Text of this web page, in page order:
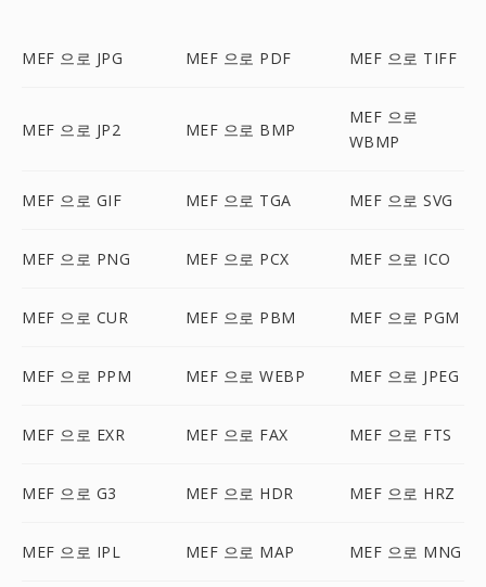
MEF 으로 JPG MEF 으로 PDF MEF 으로 TIFF
MEF 으로 JP2 MEF 으로 BMP
MEF 으로
WBMP
MEF 으로 GIF MEF 으로 TGA MEF 으로 SVG
MEF 으로 PNG MEF 으로 PCX MEF 으로 ICO
MEF 으로 CUR MEF 으로 PBM MEF 으로 PGM
MEF 으로 PPM MEF 으로 WEBP MEF 으로 JPEG
MEF 으로 EXR MEF 으로 FAX MEF 으로 FTS
MEF 으로 G3 MEF 으로 HDR MEF 으로 HRZ
MEF 으로 IPL MEF 으로 MAP MEF 으로 MNG